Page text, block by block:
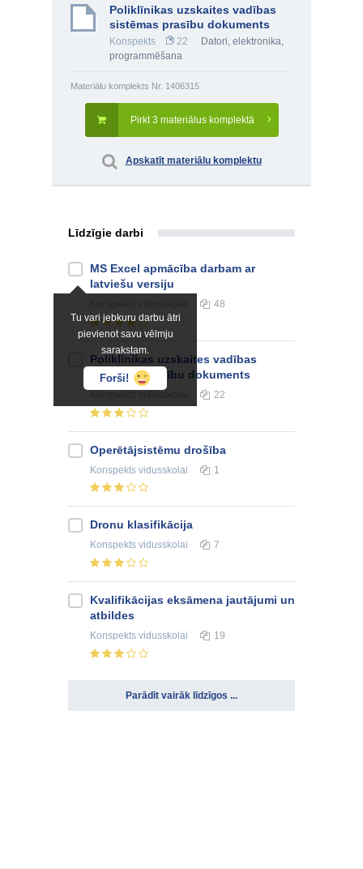
Poliklīnikas uzskaites vadības
sistēmas prasību dokuments
Konspekts 22
Datori, elektronika,
programmēšana
Materiālu komplekts Nr. 1406315
Pirkt 3 materiālus komplektā
Apskatīt materiālu komplektu
Līdzīgie darbi
Tu vari jebkuru darbu ātri
pievienot savu vēlmju
sarakstam.
Forši!
MS Excel apmācība darbam ar
latviešu versiju
48
Poliklīnikas uzskaites vadības
sistēmas prasību dokuments
22
Operētājsistēmu drošība
Konspekts vidusskolai 1
Dronu klasifikācija
Konspekts vidusskolai 7
Kvalifikācijas eksāmena jautājumi un
atbildes
Konspekts vidusskolai 19
Parādīt vairāk līdzīgos ...